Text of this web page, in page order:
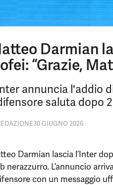
Darmian
“Grazie,
annuncia l'addio
saluta dopo
30 GIUGNO 2026
Darmian lascia l’Inter
nerazzurro. L’annuncio
con un messaggio